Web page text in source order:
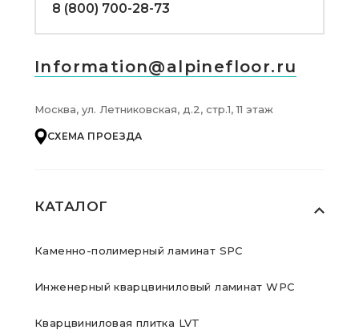
КАТАЛОГ
Каменно-полимерный ламинат SPC
Инженерный кварцвиниловый ламинат WPC
Кварцвиниловая плитка LVT
8 (800) 700-28-73
Information@alpinefloor.ru
Москва, ул. Летниковская, д.2, стр.1, 11 этаж
СХЕМА ПРОЕЗДА